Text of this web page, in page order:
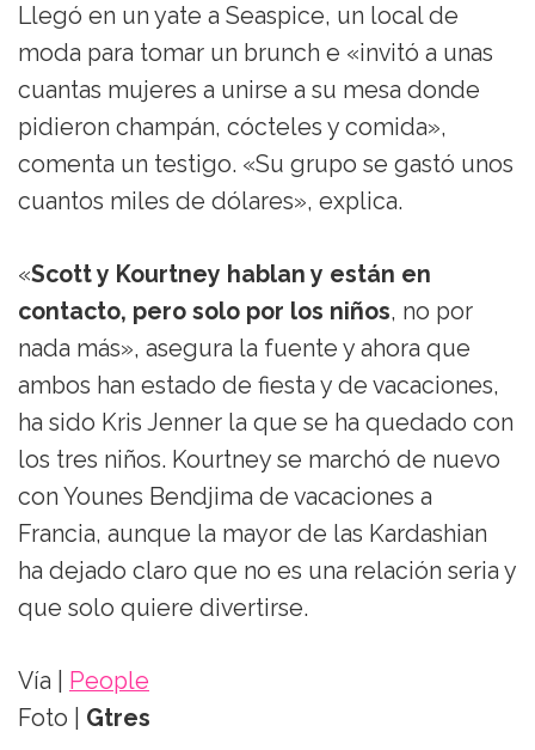
Llegó en un yate a Seaspice, un local de
moda para tomar un brunch e «invitó a unas
cuantas mujeres a unirse a su mesa donde
pidieron champán, cócteles y comida»,
comenta un testigo. «Su grupo se gastó unos
cuantos miles de dólares», explica.
«Scott y Kourtney hablan y están en
contacto, pero solo por los niños, no por
nada más», asegura la fuente y ahora que
ambos han estado de fiesta y de vacaciones,
ha sido Kris Jenner la que se ha quedado con
los tres niños. Kourtney se marchó de nuevo
con Younes Bendjima de vacaciones a
Francia, aunque la mayor de las Kardashian
ha dejado claro que no es una relación seria y
que solo quiere divertirse.
Vía |
People
Foto | Gtres